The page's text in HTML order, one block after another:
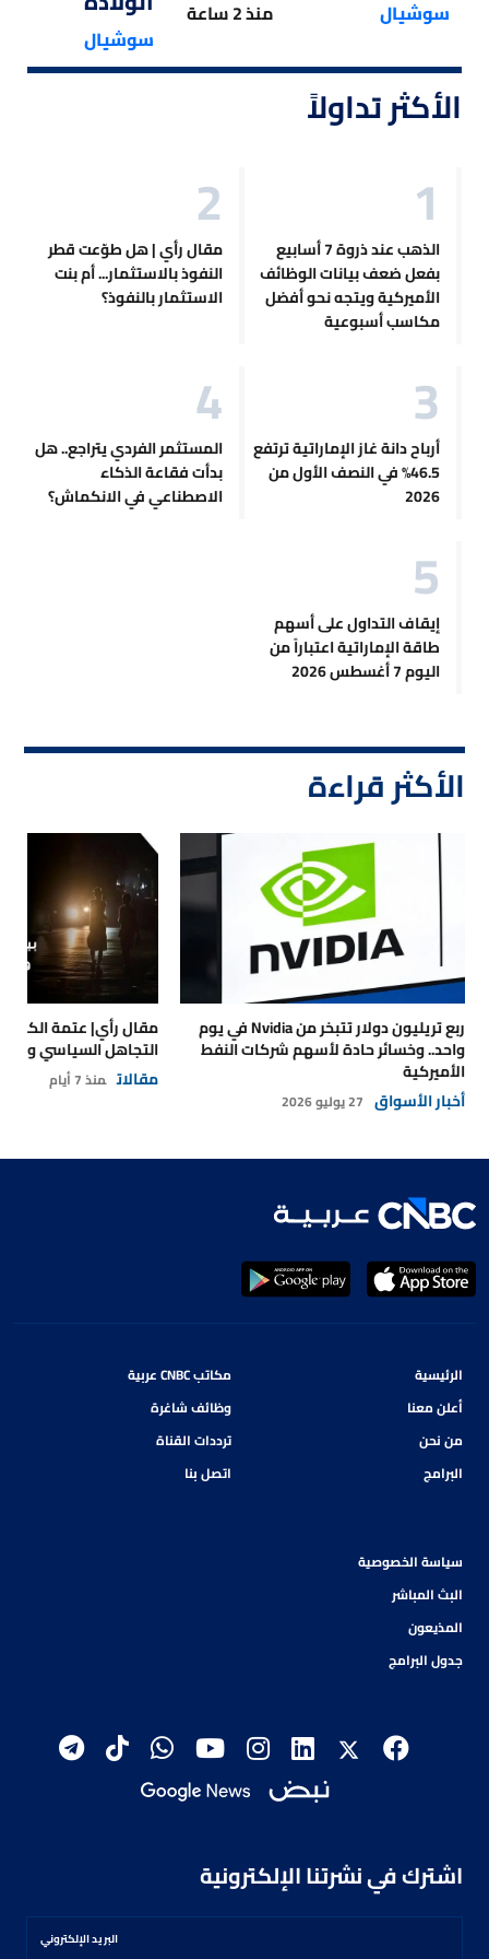
سوشيال منذ 2 ساعة
سوشيال
الأكثر تداولاً
الذهب عند ذروة 7 أسابيع
بفعل ضعف بيانات الوظائف
الأميركية ويتجه نحو أفضل
مكاسب أسبوعية
مقال رأي | هل طوّعت قطر
النفوذ بالاستثمار... أم بنت
الاستثمار بالنفوذ؟
أرباح دانة غاز الإماراتية ترتفع
46.5% في النصف الأول من
2026
المستثمر الفردي يتراجع.. هل
بدأت فقاعة الذكاء
الاصطناعي في الانكماش؟
إيقاف التداول على أسهم
طاقة الإماراتية اعتباراً من
اليوم 7 أغسطس 2026
الأكثر قراءة
ربع تريليون دولار تتبخر من Nvidia في يوم
واحد.. وخسائر حادة لأسهم شركات النفط
الأميركية
أخبار الأسواق 27 يوليو 2026
مقال رأي| عتمة
التجاهل السياسي
مقالات منذ 7 أيام
الرئيسية
أعلن معنا
من نحن
البرامج
مكاتب CNBC عربية
وظائف شاغرة
ترددات القناة
اتصل بنا
سياسة الخصوصية
البث المباشر
المذيعون
جدول البرامج
اشترك في نشرتنا الإلكترونية